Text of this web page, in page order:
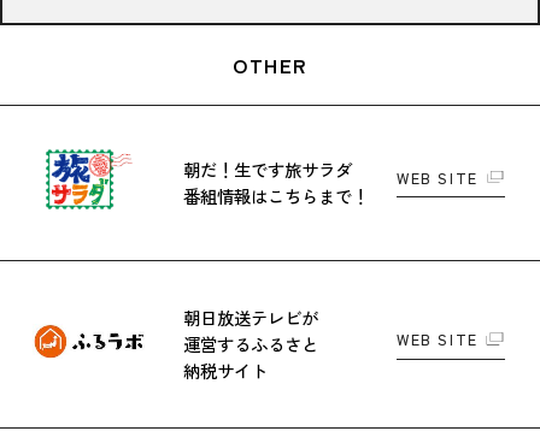
OTHER
朝だ！生です旅サラダ
番組情報はこちらまで！
WEB SITE
朝日放送テレビが
運営するふるさと
納税サイト
WEB SITE